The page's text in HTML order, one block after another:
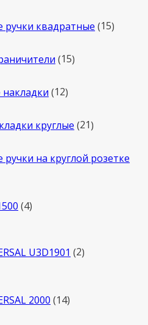
квадратные 1515
1515
1212
круглые 2121
на круглой розетке
44
U3D1901 2товара
2000 1414